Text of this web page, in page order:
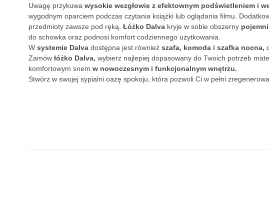
Uwagę przykuwa wysokie wezgłowie z efektownym podświetleniem i
wygodnym oparciem podczas czytania książki lub oglądania filmu.
przedmioty zawsze pod ręką. Łóżko Dalva kryje w sobie obszerny
do schowka oraz podnosi komfort codziennego użytkowania.
W systemie Dalva dostępna jest również szafa, komoda i szafka nocna,
Zamów łóżko Dalva, wybierz najlepiej dopasowany do Twoich potrzeb
komfortowym snem w nowoczesnym i funkcjonalnym wnętrzu.
Stwórz w swojej sypialni oazę spokoju, która pozwoli Ci w pełni